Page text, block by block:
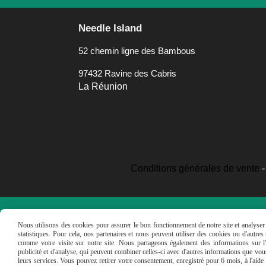
Needle Island
52 chemin ligne des Bambous
97432 Ravine des Cabris
La Réunion
Conditions générales de vente
Nous utilisons des cookies pour assurer le bon fonctionnement de notre site et
statistiques. Pour cela, nos partenaires et nous peuvent utiliser des cookies ou
comme votre visite sur notre site. Nous partageons également des informations
publicité et d'analyse, qui peuvent combiner celles-ci avec d'autres informations que
leurs services. Vous pouvez retirer votre consentement, enregistré pour 6 mois, à